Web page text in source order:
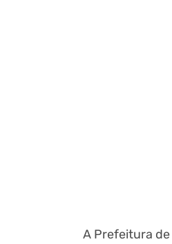
A Prefeitura